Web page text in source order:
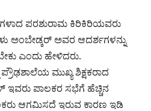
ಪರಶುರಾಮ ಕಿರಿಕಿರಿಯವರು
ಅಂಬೇಡ್ಕರ್ ಅವರ ಆದರ್ಶಗಳನ್ನು
ಎಂದು ಹೇಳಿದರು.
ಪ್ರೌಢಶಾಲೆಯ ಮುಖ್ಯ ಶಿಕ್ಷಕರಾದ
ಇವರು ಪಾಲಕರ ಸಭೆಗೆ ಹೆಚ್ಚಿನ
ಆಗಮಿಸದೆ ಇರುವ ಕಾರಣ ಇಡಿ